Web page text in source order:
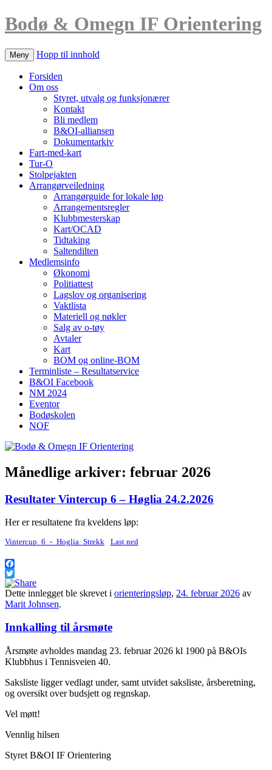
Bodø & Omegn IF Orientering
Meny Hopp til innhold
Forsiden
Om oss
Styret, utvalg og funksjonærer
Kontakt
Bli medlem
B&OI-alliansen
Dokumentarkiv
Fart-med-kart
Tur-O
Stolpejakten
Arrangørveiledning
Arrangørguide for lokale løp
Arrangementsregler
Klubbmesterskap
Kart/OCAD
Tidtaking
Saltendilten
Medlemsinfo
Økonomi
Politiattest
Lagslov og organisering
Vaktlista
Materiell og nøkler
Salg av o-tøy
Avtaler
Kart
BOM og online-BOM
Terminliste – Resultatservice
B&OI Facebook
NM 2024
Eventor
Bodøskolen
NOF
Månedlige arkiver: februar 2026
Resultater Vintercup 6 – Høglia 24.2.2026
Her er resultatene fra kveldens løp:
Vintercup_6_-_Hoglia_Strekk Last ned
Facebook
Twitter
Dette innlegget ble skrevet i orienteringsløp, 24. februar 2026 av
Marit Johnsen.
Innkalling til årsmøte
Årsmøte avholdes mandag 23. februar 2026 kl 1900 på B&OIs
Klubbhus i Tennisveien 40.
Saksliste ligger vedlagt under, samt utvidet saksliste, årsberetning,
og oversikt over budsjett og regnskap.
Vel møtt!
Vennlig hilsen
Styret B&OI IF Orientering